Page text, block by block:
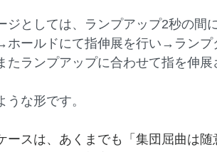
ジとしては、ランプアップ2秒の間
ホールドにて指伸展を行い→ランプ
たランプアップに合わせて指を伸展
うな形です。
ースは、あくまでも「集団屈曲は